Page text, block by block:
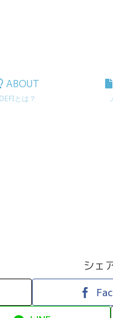
ABOUT
DEFIとは？
シェ